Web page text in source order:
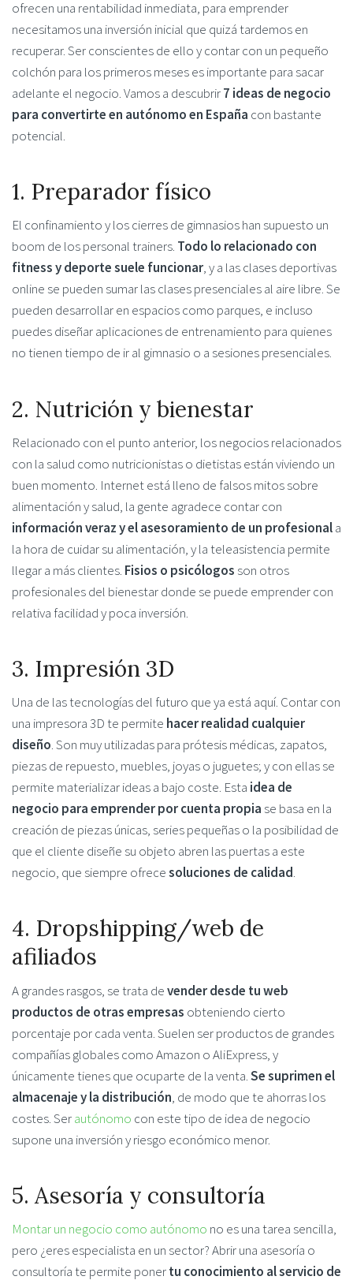
ofrecen una rentabilidad inmediata, para emprender
necesitamos una inversión inicial que quizá tardemos en
recuperar. Ser conscientes de ello y contar con un pequeño
colchón para los primeros meses es importante para sacar
adelante el negocio. Vamos a descubrir7 ideas de negocio
para convertirte en autónomo en España con bastante
potencial.
1. Preparador físico
El confinamiento y los cierres de gimnasios han supuesto un
boom de los personal trainers. Todo lo relacionado con
fitness y deporte suele funcionar, y a las clases deportivas
online se pueden sumar las clases presenciales al aire libre. Se
pueden desarrollar en espacios como parques, e incluso
puedes diseñar aplicaciones de entrenamiento para quienes
no tienen tiempo de ir al gimnasio o a sesiones presenciales.
2. Nutrición y bienestar
Relacionado con el punto anterior, los negocios relacionados
con la salud como nutricionistas o dietistas están viviendo un
buen momento. Internet está lleno de falsos mitos sobre
alimentación y salud, la gente agradece contar con
información veraz y el asesoramiento de un profesionala
la hora de cuidar su alimentación, y la teleasistencia permite
llegar a más clientes. Fisios o psicólogos son otros
profesionales del bienestar donde se puede emprender con
relativa facilidad y poca inversión.
3. Impresión 3D
Una de las tecnologías del futuro que ya está aquí. Contar con
una impresora 3D te permite hacer realidad cualquier
diseño. Son muy utilizadas para prótesis médicas, zapatos,
piezas de repuesto, muebles, joyas o juguetes; y con ellas se
permite materializar ideas a bajo coste. Esta idea de
negocio para emprender por cuenta propia se basa en la
creación de piezas únicas, series pequeñas o la posibilidad de
que el cliente diseñe su objeto abren las puertas a este
negocio, que siempre ofrecesoluciones de calidad.
4. Dropshipping/web de
afiliados
A grandes rasgos, se trata devender desde tu web
productos de otras empresas obteniendo cierto
porcentaje por cada venta. Suelen ser productos de grandes
compañías globales como Amazon o AliExpress, y
únicamente tienes que ocuparte de la venta.Se suprimen el
almacenaje y la distribución, de modo que te ahorras los
costes. Serautónomo con este tipo de idea de negocio
supone una inversión y riesgo económico menor.
5. Asesoría y consultoría
Montar un negocio como autónomo no es una tarea sencilla,
pero ¿eres especialista en un sector? Abrir una asesoría o
consultoría te permite ponertu conocimiento al servicio de